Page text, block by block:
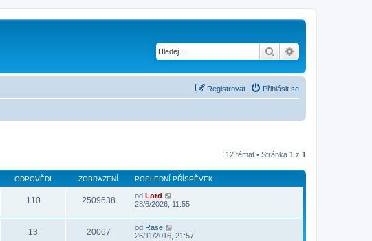
Hledat
Přihlásit se
Registrovat
12 témat • Stránka 1 z 1
ODPOVĚDI ZOBRAZENÍ POSLEDNÍ PŘÍSPĚVEK
110 2509638 od Lord
28/6/2026, 11:55
13 20067 od Rase
26/11/2016, 21:57